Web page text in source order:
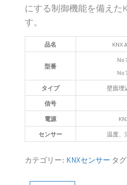
にする制御機能を備えた
す。
品名 KNX
型番
No
No
タイプ 壁面埋
信号
電源
センサー 温度、
カテゴリー: KNXセンサー タ